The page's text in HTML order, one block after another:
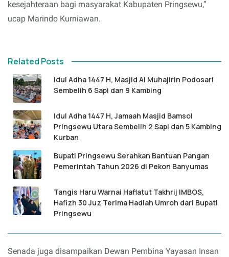
kesejahteraan bagi masyarakat Kabupaten Pringsewu,”
ucap Marindo Kurniawan.
Related Posts
Idul Adha 1447 H, Masjid Al Muhajirin Podosari
Sembelih 6 Sapi dan 9 Kambing
Idul Adha 1447 H, Jamaah Masjid Bamsol
Pringsewu Utara Sembelih 2 Sapi dan 5 Kambing
Kurban
Bupati Pringsewu Serahkan Bantuan Pangan
Pemerintah Tahun 2026 di Pekon Banyumas
Tangis Haru Warnai Haflatut Takhrij IMBOS,
Hafizh 30 Juz Terima Hadiah Umroh dari Bupati
Pringsewu
Senada juga disampaikan Dewan Pembina Yayasan Insan